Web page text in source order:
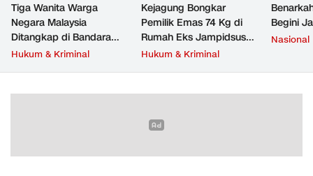
Tiga Wanita Warga
Negara Malaysia
Ditangkap di Bandara
Soetta, Bawa Beragam
Hukum & Kriminal
Kejagung Bongkar
Pemilik Emas 74 Kg di
Rumah Eks Jampidsus
Febrie Adriansyah
Hukum & Kriminal
Begini
Nasional